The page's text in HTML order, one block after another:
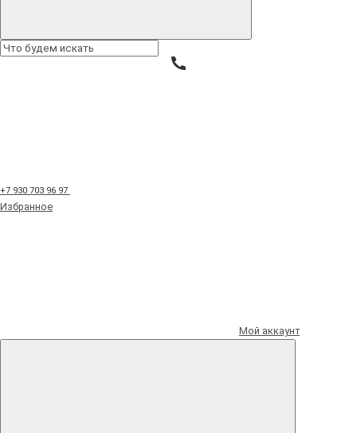
+7 930 703 96 97
Избранное
Мой аккаунт
Сырные букеты
Букет из маршмеллоу и зефира с